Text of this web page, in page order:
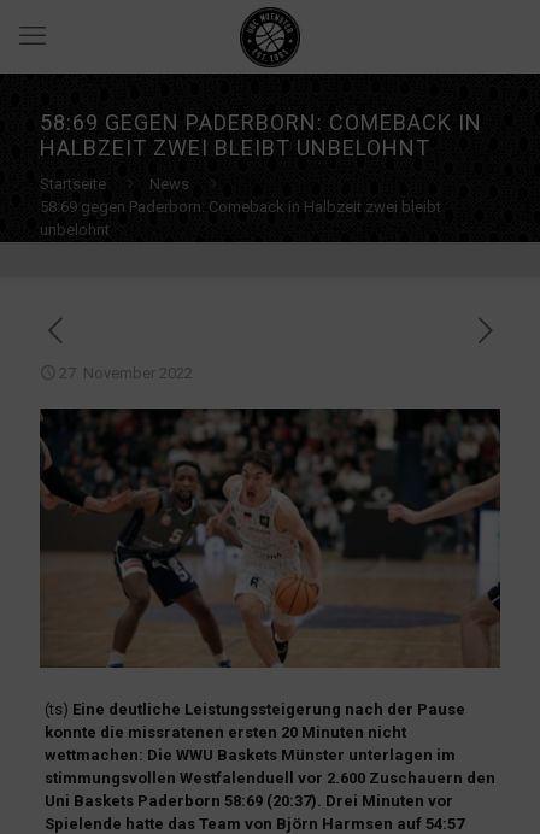
58:69 GEGEN PADERBORN: COMEBACK IN
HALBZEIT ZWEI BLEIBT UNBELOHNT
Startseite
News
58:69 gegen Paderborn: Comeback in Halbzeit zwei bleibt
unbelohnt
27. November 2022
(ts) Eine deutliche Leistungssteigerung nach der Pause
konnte die missratenen ersten 20 Minuten nicht
wettmachen: Die WWU Baskets Münster unterlagen im
stimmungsvollen Westfalenduell vor 2.600 Zuschauern den
Uni Baskets Paderborn 58:69 (20:37). Drei Minuten vor
Spielende hatte das Team von Björn Harmsen auf 54:57